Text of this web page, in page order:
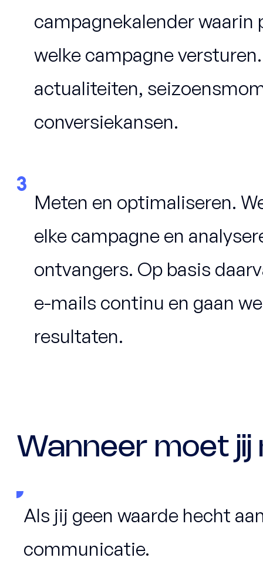
campagnekalender waarin
welke campagne
actualiteiten,
conversiekansen.
3
Meten en optimaliseren.
elke campagne en
ontvangers. Op basis
e-mails continu en gaan
resultaten.
Wanneer moet jij
Als jij geen waarde hecht
communicatie.